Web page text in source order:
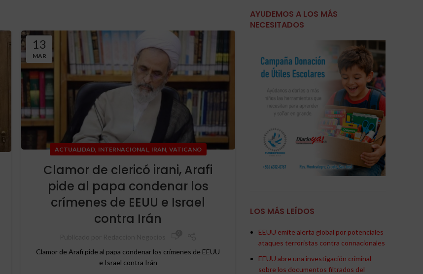
13
MAR
ACTUALIDAD, INTERNACIONAL, IRAN, VATICANO
Clamor de clericó irani, Arafi
pide al papa condenar los
crímenes de EEUU e Israel
contra Irán
Clamor de Arafi pide al papa condenar los crímenes de EEUU
e Israel contra Irán
MAR
INTERNACIONAL, IRAN
Consecuencias de cierre
redistribución del
energético mundial
Publicado porRedaccion Negocios
energético mundial
AYUDEMOS A LOS MÁS
NECESITADOS
LOS MÁS LEÍDOS
EEUU emite alerta global por potenciales
ataques terroristas contra connacionales
EEUU abre una investigación criminal
sobre los documentos filtrados del